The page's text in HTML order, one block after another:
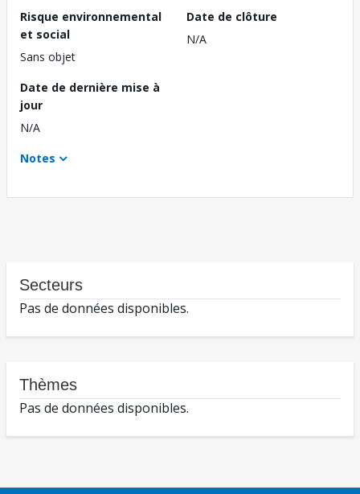
Risque environnemental
et social
Sans objet
Date de clôture
N/A
Date de dernière mise à
jour
N/A
Notes
Secteurs
Pas de données disponibles.
Thèmes
Pas de données disponibles.